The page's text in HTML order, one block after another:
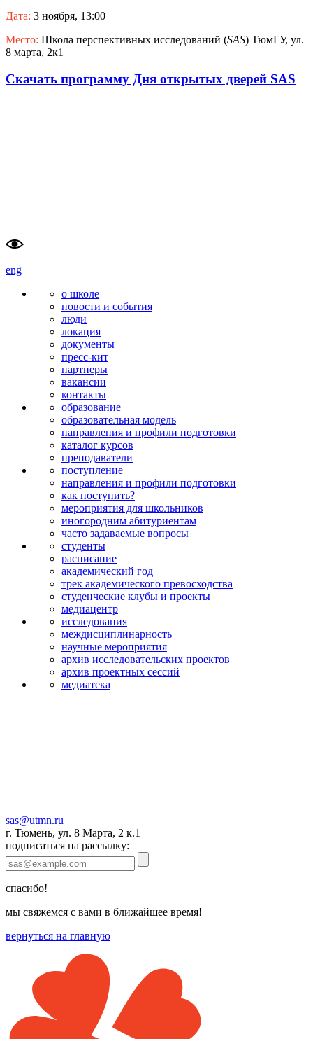
Дата: 3 ноября, 13:00
Место: Школа перспективных исследований (SAS) ТюмГУ, ул.
8 марта, 2к1
Скачать программу Дня открытых дверей SAS
eng
о школе
новости и события
люди
локация
документы
пресс-кит
партнеры
вакансии
контакты
образование
образовательная модель
направления и профили подготовки
каталог курсов
преподаватели
поступление
направления и профили подготовки
как поступить?
мероприятия для школьников
иногородним абитуриентам
часто задаваемые вопросы
студенты
расписание
академический год
трек академического превосходства
студенческие клубы и проекты
медиацентр
исследования
междисципли­нарность
научные мероприятия
архив исследова­тельских проектов
архив проектных сессий
медиатека
sas@utmn.ru
г. Тюмень, ул. 8 Марта, 2 к.1
подписаться на рассылку:
спасибо!
мы свяжемся с вами в ближайшее время!
вернуться на главную